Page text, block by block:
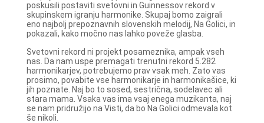
poskusili postaviti svetovni in Guinnessov rekord v
skupinskem igranju harmonike. Skupaj bomo zaigrali
eno najbolj prepoznavnih slovenskih melodij, Na Golici, in
pokazali, kako močno nas lahko poveže glasba.
Svetovni rekord ni projekt posameznika, ampak vseh
nas. Da nam uspe premagati trenutni rekord 5.282
harmonikarjev, potrebujemo prav vsak meh. Zato vas
prosimo, povabite vse harmonikarje in harmonikašice, ki
jih poznate. Naj bo to sosed, sestrična, sodelavec ali
stara mama. Vsaka vas ima vsaj enega muzikanta, naj
se nam pridružijo na Visti, da bo Na Golici odmevala kot
še nikoli.